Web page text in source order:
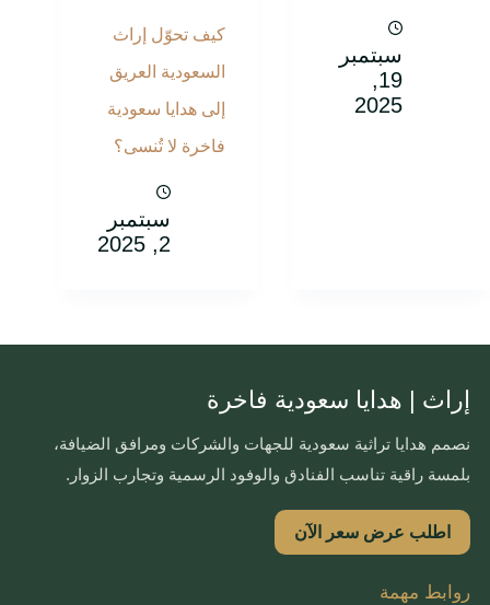
سبتمبر
19,
2025
كيف تحوّل إراث
السعودية العريق
إلى هدايا سعودية
فاخرة لا تُنسى؟
سبتمبر
2, 2025
إراث | هدايا سعودية فاخرة
نصمم هدايا تراثية سعودية للجهات والشركات ومرافق الضيافة،
بلمسة راقية تناسب الفنادق والوفود الرسمية وتجارب الزوار.
اطلب عرض سعر الآن
روابط مهمة